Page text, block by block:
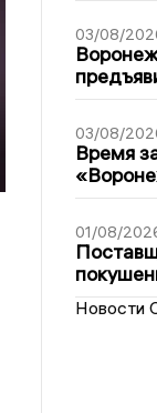
03/08/
03/08/
Время
01/08/